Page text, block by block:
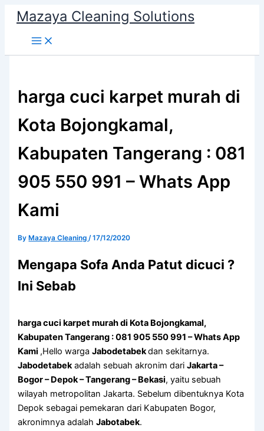
content
Mazaya Cleaning Solutions
harga cuci karpet murah di
Kota Bojongkamal,
Kabupaten Tangerang : 081
905 550 991 – Whats App
Kami
By Mazaya Cleaning/17/12/2020
Mеngара Sofa Andа Patut dicuci ?
Ini Sebab
harga cuci karpet murah di Kota Bojongkamal,
Kabupaten Tangerang : 081 905 550 991 – Whats App
Kami ,Hello wargaJabodetabekdan sekitarnya.
Jabodetabekadalah sebuah akronim dariJakarta –
Bogor – Depok – Tangerang – Bekasi, yaitu sebuah
wilayah metropolitan Jakarta. Sebelum dibentuknya Kota
Depok sebagai pemekaran dari Kabupaten Bogor,
akronimnya adalahJabotabek.